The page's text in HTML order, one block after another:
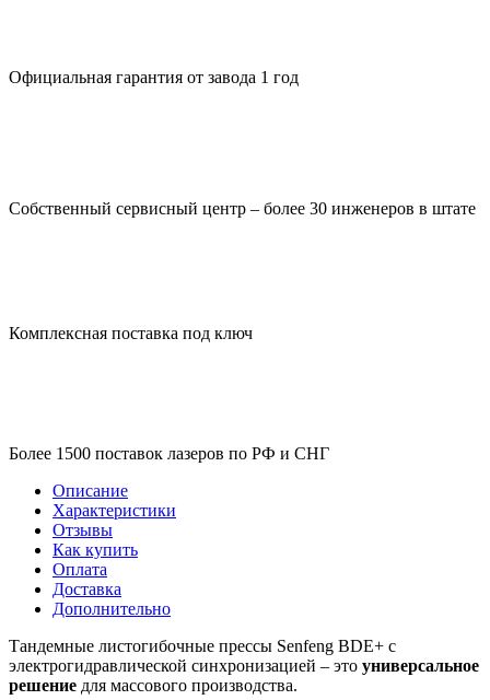
Официальная гарантия от завода 1 год
Собственный сервисный центр – более 30 инженеров в штате
Комплексная поставка под ключ
Более 1500 поставок лазеров по РФ и СНГ
Описание
Характеристики
Отзывы
Как купить
Оплата
Доставка
Дополнительно
Тандемные листогибочные прессы Senfeng BDE+ с
электрогидравлической синхронизацией – это универсальное
решение для массового производства.